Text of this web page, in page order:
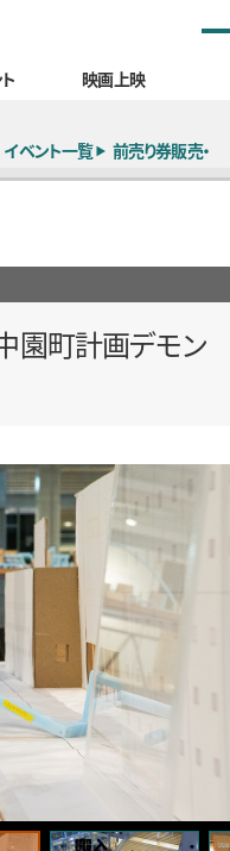
映画上映
イベント一覧 前売り券販売・
園町計画デモン